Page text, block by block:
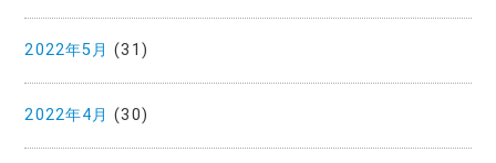
2022年5月 (31)
2022年4月 (30)